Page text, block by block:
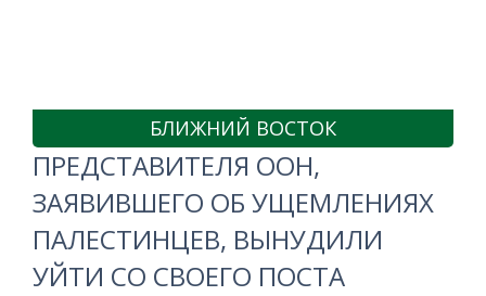
БЛИЖНИЙ ВОСТОК
ПРЕДСТАВИТЕЛЯ ООН,
ЗАЯВИВШЕГО ОБ УЩЕМЛЕНИЯХ
ПАЛЕСТИНЦЕВ, ВЫНУДИЛИ
УЙТИ СО СВОЕГО ПОСТА